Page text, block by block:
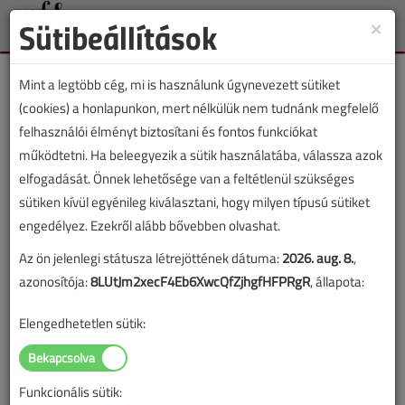
Toggle
Lapszám:
TARTALOM
Áremelést!
Figylem! Ez a cikk 9 éve frissült utoljára. A benne szereplő
információk mára aktualitásukat veszíthették, valamint a tartalom
×
Sütibeállítások
Mint a legtöbb cég, mi is használunk úgynevezett sütiket
(cookies) a honlapunkon, mert nélkülük nem tudnánk megfelelő
felhasználói élményt biztosítani és fontos funkciókat
működtetni. Ha beleegyezik a sütik használatába, válassza azok
elfogadását. Önnek lehetősége van a feltétlenül szükséges
sütiken kívül egyénileg kiválasztani, hogy milyen típusú sütiket
engedélyez. Ezekről alább bővebben olvashat.
Az ön jelenlegi státusza létrejöttének dátuma:2026. aug. 8.,
azonosítója:8LUtJm2xecF4Eb6XwcQfZjhgfHFPRgR, állapota:
Elengedhetetlen sütik:
Funkcionális sütik: